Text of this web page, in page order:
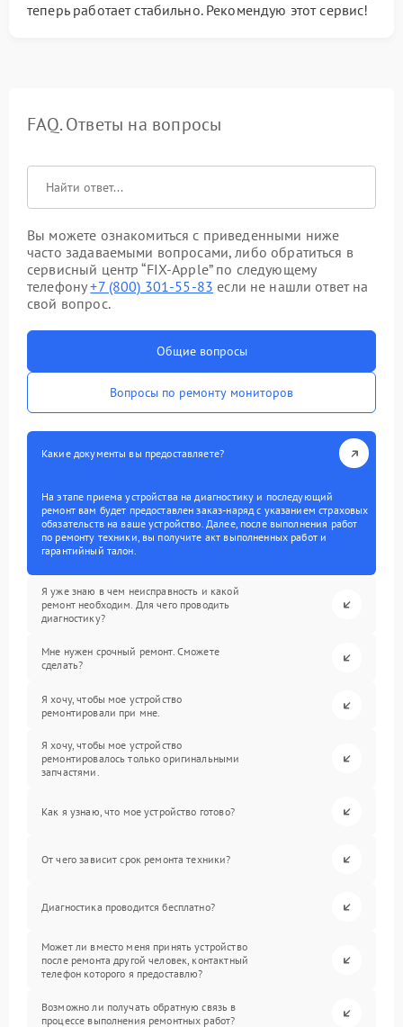
теперь работает стабильно. Рекомендую этот сервис!
FAQ. Ответы на вопросы
Вы можете ознакомиться с приведенными ниже
часто задаваемыми вопросами, либо обратиться в
сервисный центр “FIX-Apple” по следующему
телефону+7 (800) 301-55-83 если не нашли ответ на
свой вопрос.
Общие вопросы
Вопросы по ремонту мониторов
Какие документы вы предоставляете?
На этапе приема устройства на диагностику и последующий
ремонт вам будет предоставлен заказ-наряд с указанием страховых
обязательств на ваше устройство. Далее, после выполнения работ
по ремонту техники, вы получите акт выполненных работ и
гарантийный талон.
Я уже знаю в чем неисправность и какой
ремонт необходим. Для чего проводить
диагностику?
Мне нужен срочный ремонт. Сможете
сделать?
Я хочу, чтобы мое устройство
ремонтировали при мне.
Я хочу, чтобы мое устройство
ремонтировалось только оригинальными
запчастями.
Как я узнаю, что мое устройство готово?
От чего зависит срок ремонта техники?
Диагностика проводится бесплатно?
Может ли вместо меня принять устройство
после ремонта другой человек, контактный
телефон которого я предоставлю?
Возможно ли получать обратную связь в
процессе выполнения ремонтных работ?